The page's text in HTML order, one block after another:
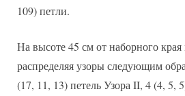
109) петли.
На высоте 45 см от наборного
распределяя узоры следующим
(17, 11, 13) петель Узора II, 4 (4, 5,